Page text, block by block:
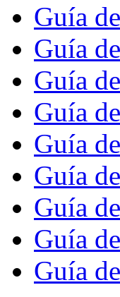
Guía
Guía
Guía
Guía
Guía
Guía
Guía
Guía
Guía